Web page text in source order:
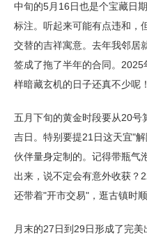
中旬的5月16日也是个宝藏日
标注。听起来可能有点违和，
交替的吉祥寓意。去年我邻居
签成了拖了半年的合同。
样暗藏玄机的日子还真不少呢！
五月下旬的黄金时段要从20号
吉日。特别要提21日这天宜"
伙伴量身定制的。记得带瓶气
出来，说不定会有意外收获？
还带着"开市交易"，逛古镇时
月末的27日到29日形成了完